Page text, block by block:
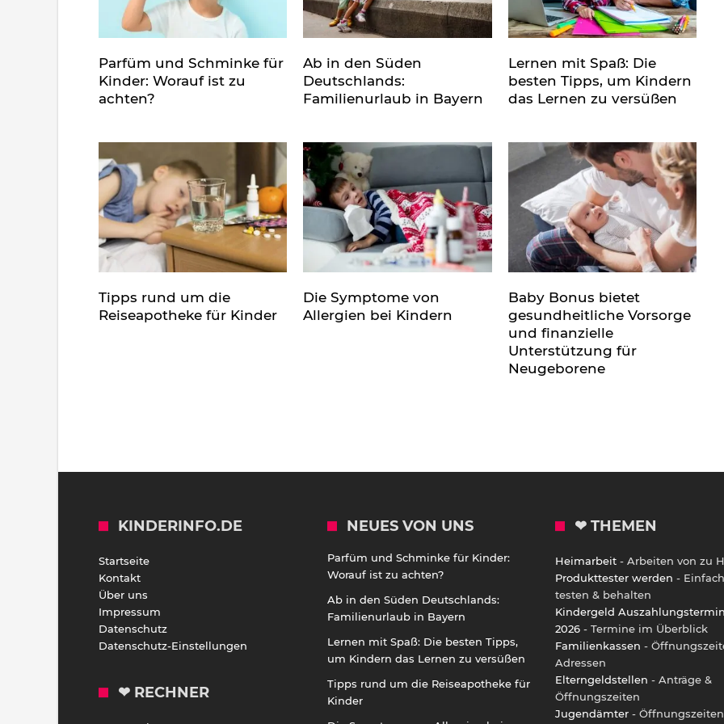
Parfüm und Schminke für
Kinder: Worauf ist zu
achten?
Ab in den Süden
Deutschlands:
Familienurlaub in Bayern
Lernen mit Spaß: Die
besten Tipps, um Kindern
das Lernen zu versüßen
Tipps rund um die
Reiseapotheke für Kinder
Die Symptome von
Allergien bei Kindern
Baby Bonus bietet
gesundheitliche Vorsorge
und finanzielle
Unterstützung für
Neugeborene
KINDERINFO.DE
Startseite
Kontakt
Über uns
Impressum
Datenschutz
Datenschutz-Einstellungen
❤ RECHNER
NEUES VON UNS
Parfüm und Schminke für Kinder:
Worauf ist zu achten?
Ab in den Süden Deutschlands:
Familienurlaub in Bayern
Lernen mit Spaß: Die besten Tipps,
um Kindern das Lernen zu versüßen
Tipps rund um die Reiseapotheke für
Kinder
❤ THEMEN
Heimarbeit - Arbeiten von zu
Produkttester werden - Einfach
testen & behalten
Kindergeld
2026 - Termine im Überblick
Familienkassen -
Adressen
Elterngeldstellen - Anträge &
Öffnungszeiten
Jugendämter -